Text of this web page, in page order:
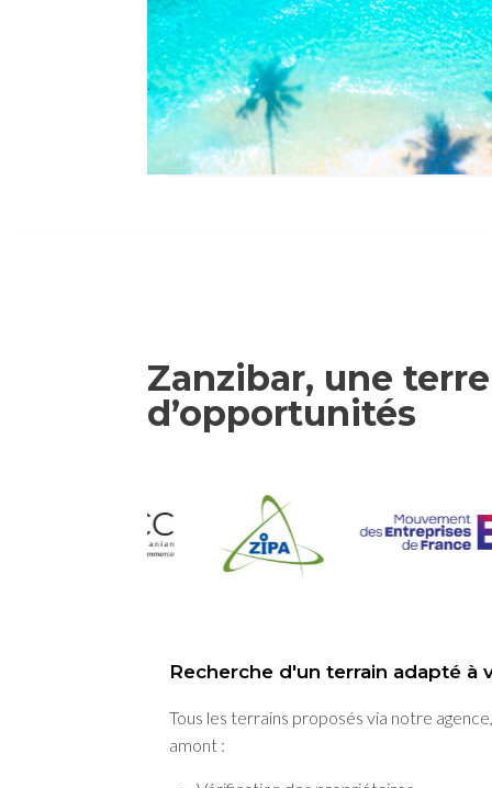
.
Zanzibar, une terre
d’opportunités
Recherche d'un terrain adapté à
Tous les terrains proposés via notre
amont :